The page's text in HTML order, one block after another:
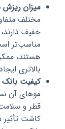
میزان ریزش
مختلف
خفیف
مناسب‌تر
هستند،
بالاتری
کیفیت بانک
موهای آن
قطر و
کاشت